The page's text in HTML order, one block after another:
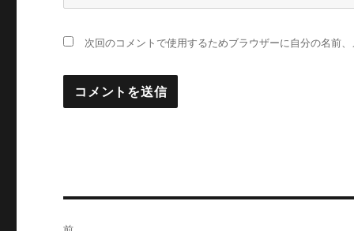
次回のコメントで使用するためブラウザーに自分の名前